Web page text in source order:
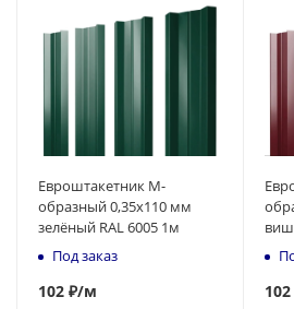
Евроштакетник М-
образный 0,35x110 мм
зелёный RAL 6005 1м
Под заказ
102 ₽/м 102